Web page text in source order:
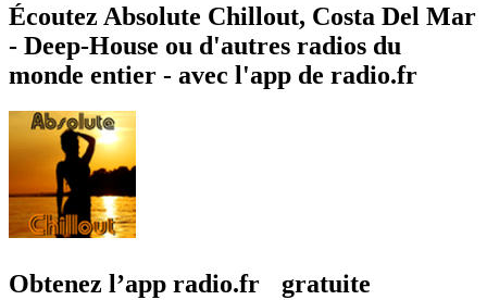
Écoutez Absolute Chillout, Costa Del Mar
- Deep-House ou d'autres radios du
monde entier - avec l'app de radio.fr
Obtenez l’app radio.fr gratuite